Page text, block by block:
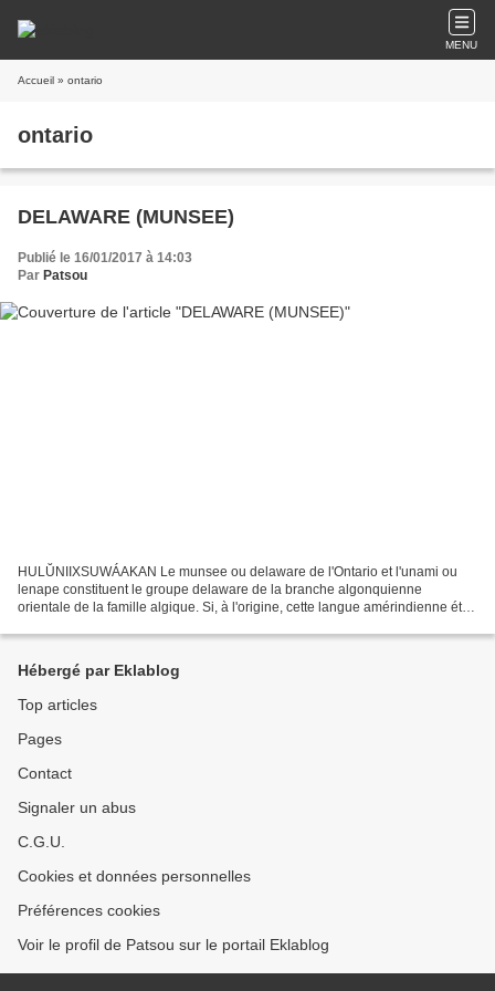
MENU
Accueil » ontario
ontario
DELAWARE (MUNSEE)
Publié le 16/01/2017 à 14:03
Par Patsou
HULŬNIIXSUWÁAKAN Le munsee ou delaware de l'Ontario et l'unami ou
lenape constituent le groupe delaware de la branche algonquienne
orientale de la famille algique. Si, à l'origine, cette langue amérindienne était
Hébergé par Eklablog
Top articles
Pages
Contact
Signaler un abus
C.G.U.
Cookies et données personnelles
Préférences cookies
Voir le profil de Patsou sur le portail Eklablog